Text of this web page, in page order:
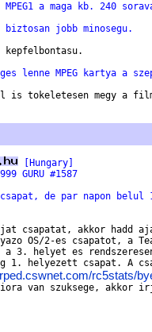
a maga kb. 240
jobb minosegu.
kepfelbontasu.
lenne MPEG kartya a
is tokeletesen megy a
[Hungary]
GURU #1587
csapat, de par napon
csapatat, akkor hadd
OS/2-es csapatot, a
a 3. helyet es
1. helyezett csapat. A
rc5stats/
van szuksege, akkor